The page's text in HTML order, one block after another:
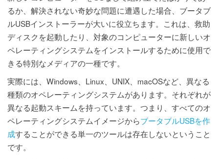
るか、解決されない奇妙な問題に遭遇した場合、ブータブ
ルUSBインストーラーが大いに役立ちます。これは、救助
ディスクを起動したり、対象のコンピューターに新しいオ
ペレーティングシステムをインストールするために使用で
きる特別なメディアの一種です。
実際には、Windows、Linux、UNIX、macOSなど、異なる
種類のオペレーティングシステムがあります。それぞれが
異なる起動スキームを持っています。つまり、すべてのオ
ペレーティングシステムイメージからブータブルUSBを作
成することができる単一のツールは存在しないということ
です。